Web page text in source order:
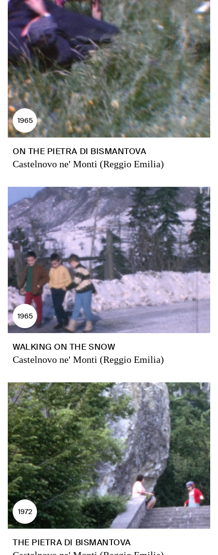
1965
ON THE PIETRA DI BISMANTOVA
Castelnovo ne' Monti (Reggio Emilia)
1965
WALKING ON THE SNOW
Castelnovo ne' Monti (Reggio Emilia)
1972
THE PIETRA DI BISMANTOVA